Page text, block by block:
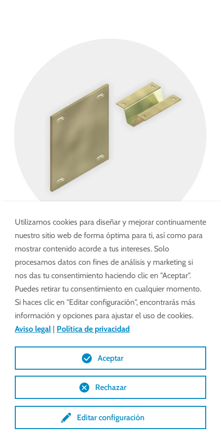
MPL 42/46
Características técnicas
Planos (DXF)
Utilizamos cookies para diseñar y mejorar continuamente
nuestro sitio web de forma óptima para ti, así como para
mostrar contenido acorde a tus intereses. Solo
procesamos datos con fines de análisis y marketing si
nos das tu consentimiento haciendo clic en "Aceptar".
Puedes retirar tu consentimiento en cualquier momento.
Si haces clic en "Editar configuración", encontrarás más
información y opciones para ajustar el uso de cookies.
Aviso legal | Política de privacidad
Editar configuración
Rechazar
Aceptar